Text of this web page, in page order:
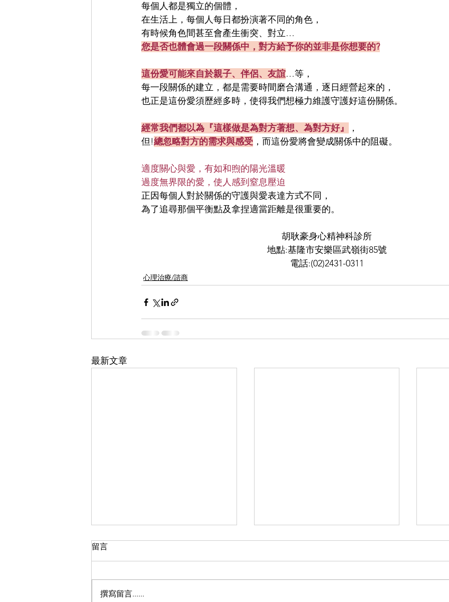
每個人都是獨立的個體，
在生活上，每個人每日都扮演著不同的角色，
有時候角色間甚至會產生衝突、對立…
您是否也體會過一段關係中，對方給予你的並非是你想要的?
這份愛可能來自於親子、伴侶、友誼…等，
每一段關係的建立，都是需要時間磨合溝通，逐日經營起來的，
也正是這份愛須歷經多時，使得我們想極力維護守護好這份關係。
經常我們都以為『這樣做是為對方著想、為對方好』
，
但!總忽略對方的需求與感受 ，而這份愛將會變成關係中的阻礙。
適度關心與愛，有如和煦的陽光溫暖
過度無界限的愛，使人感到窒息壓迫
正因每個人對於關係的守護與愛表達方式不同，
為了追尋那個平衡點及拿捏適當距離是很重要的。
胡耿豪身心精神科診所
地點:基隆市安樂區武嶺街85號
電話:(02)2431-0311
心理治療/諮商
最新文章
心受了傷...
留言
撰寫留言......